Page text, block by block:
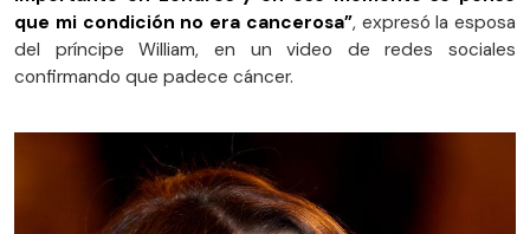
que mi condición no era cancerosa”, expresó la esposa
del príncipe William, en un video de redes sociales
confirmando que padece cáncer.